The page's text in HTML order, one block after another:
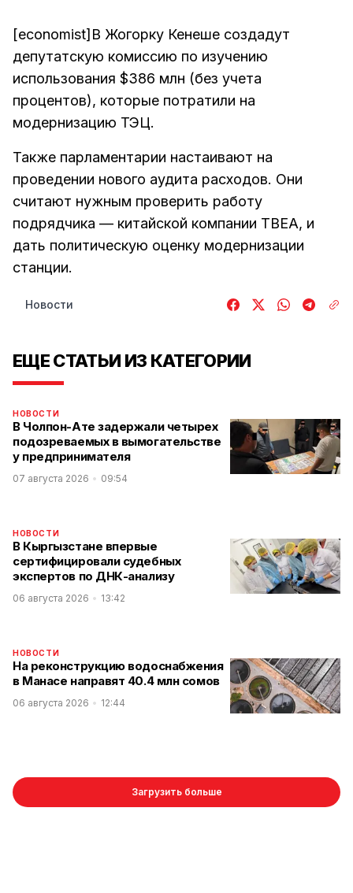
[economist]В Жогорку Кенеше создадут
депутатскую комиссию по изучению
использования $386 млн (без учета
процентов), которые потратили на
модернизацию ТЭЦ.
Также парламентарии настаивают на
проведении нового аудита расходов. Они
считают нужным проверить работу
подрядчика — китайской компании ТВЕА, и
дать политическую оценку модернизации
станции.
Новости
ЕЩЕ СТАТЬИ ИЗ КАТЕГОРИИ
НОВОСТИ
В Чолпон-Ате задержали четырех
подозреваемых в вымогательстве
у предпринимателя
07 августа 2026 09:54
НОВОСТИ
В Кыргызстане впервые
сертифицировали судебных
экспертов по ДНК-анализу
06 августа 2026 13:42
НОВОСТИ
На реконструкцию водоснабжения
в Манасе направят 40.4 млн сомов
06 августа 2026 12:44
Загрузить больше